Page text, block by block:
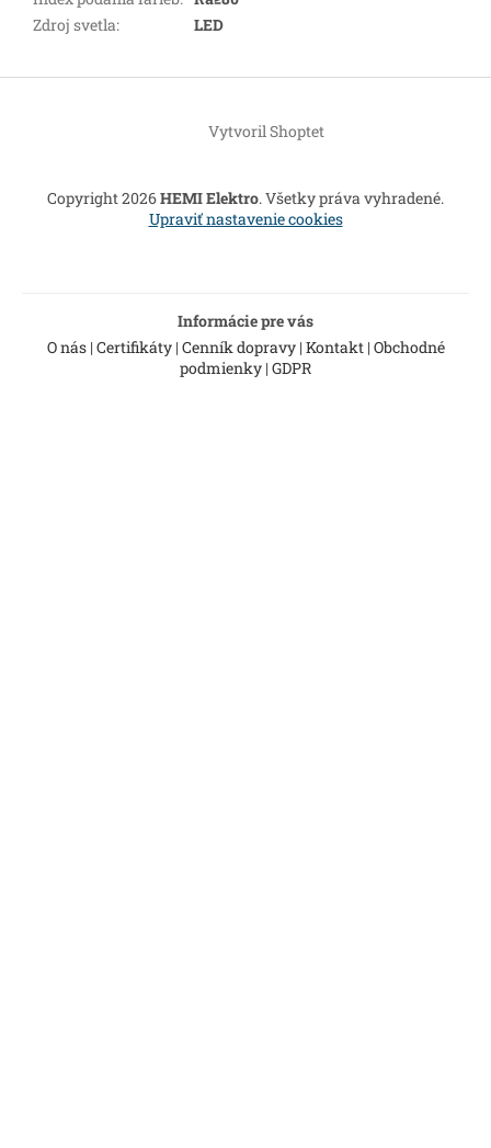
Zdroj svetla: LED
Vytvoril Shoptet
Copyright 2026HEMI Elektro. Všetky práva vyhradené.
Upraviť nastavenie cookies
Informácie pre vás
O nás| Certifikáty| Cenník dopravy| Kontakt| Obchodné
podmienky | GDPR